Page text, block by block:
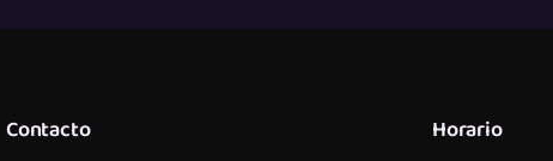
Contacto Horario